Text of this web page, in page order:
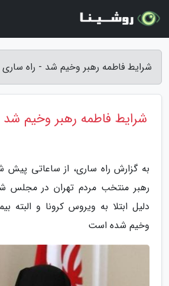
شرایط فاطمه رهبر وخیم شد - راه ساری
شرایط فاطمه رهبر وخیم شد
به گزارش راه ساری، از ساعاتی پیش
رهبر منتخب مردم تهران در مجلس
دلیل ابتلا به ویروس کرونا و البته
وخیم شده است